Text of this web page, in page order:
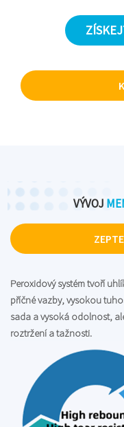
VÝVOJ
Peroxidový systém tvoří
příčné vazby, vysokou
sada a vysoká odolnost,
roztržení a tažnosti.